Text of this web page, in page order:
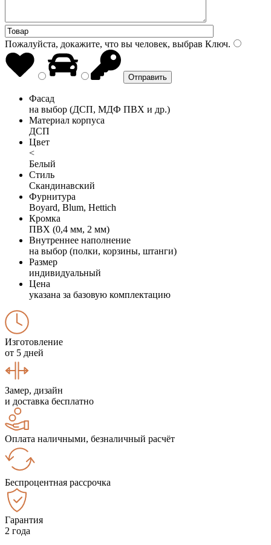
Пожалуйста, докажите, что вы человек, выбрав Ключ.
Фасад
на выбор (ДСП, МДФ ПВХ и др.)
Материал корпуса
ДСП
Цвет
<
Белый
Стиль
Скандинавский
Фурнитура
Boyard, Blum, Hettich
Кромка
ПВХ (0,4 мм, 2 мм)
Внутреннее наполнение
на выбор (полки, корзины, штанги)
Размер
индивидуальный
Цена
указана за базовую комплектацию
Изготовление
от 5 дней
Замер, дизайн
и доставка бесплатно
Оплата наличными, безналичный расчёт
Беспроцентная рассрочка
Гарантия
2 года